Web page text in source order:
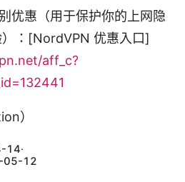
优惠（用于保护你的上网隐
：[NordVPN 优惠入口]
aff_c?
）
14·
05-12